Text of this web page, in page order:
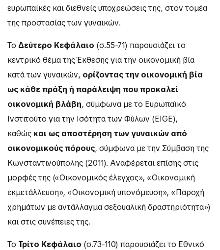
ευρωπαϊκές και διεθνείς υποχρεώσεις της, στον τομέα
της προστασίας των γυναικών.
Το Δεύτερο Κεφάλαιο (σ.55-71) παρουσιάζει το
κεντρικό θέμα της Έκθεσης για την οικονομική βία
κατά των γυναικών, ορίζοντας την οικονομική βία
ως κάθε πράξη ή παράλειψη που προκαλεί
οικονομική βλάβη, σύμφωνα με το Ευρωπαϊκό
Ινστιτούτο για την Ισότητα των Φύλων (EIGE),
καθώς και ως αποστέρηση των γυναικών από
οικονομικούς πόρους, σύμφωνα με την Σύμβαση της
Κωνσταντινούπολης (2011). Αναφέρεται επίσης στις
μορφές της («Οικονομικός έλεγχος», «Οικονομική
εκμετάλλευση», «Οικονομική υπονόμευση», «Παροχή
χρημάτων με αντάλλαγμα σεξουαλική δραστηριότητα»)
και στις συνέπειες της.
Το Τρίτο Κεφάλαιο (σ.73-110) παρουσιάζει το Εθνικό